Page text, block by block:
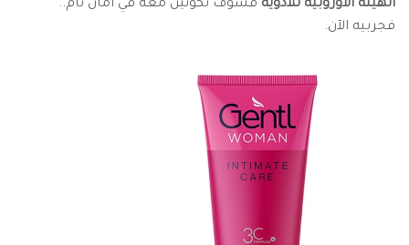
الهيئة الأوروبية للأدوية فسوف تكونين معه في أمان تام..
فجربيه الآن.